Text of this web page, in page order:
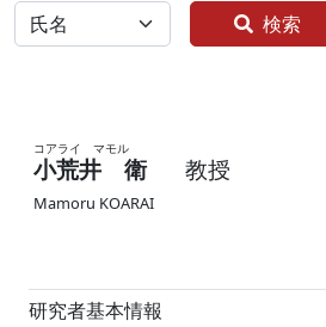
全体 検索
コアライ マモル
小荒井 衛 教授
Mamoru KOARAI
研究者基本情報